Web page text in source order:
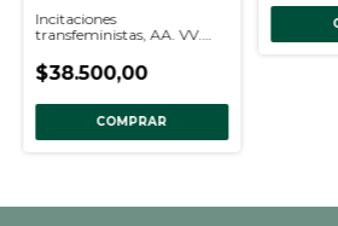
Incitaciones
transfeministas, AA. VV.
Longoni (Coord.)
$38.500,00
COMPRAR